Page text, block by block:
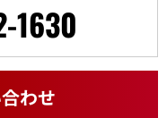
1630
わせ